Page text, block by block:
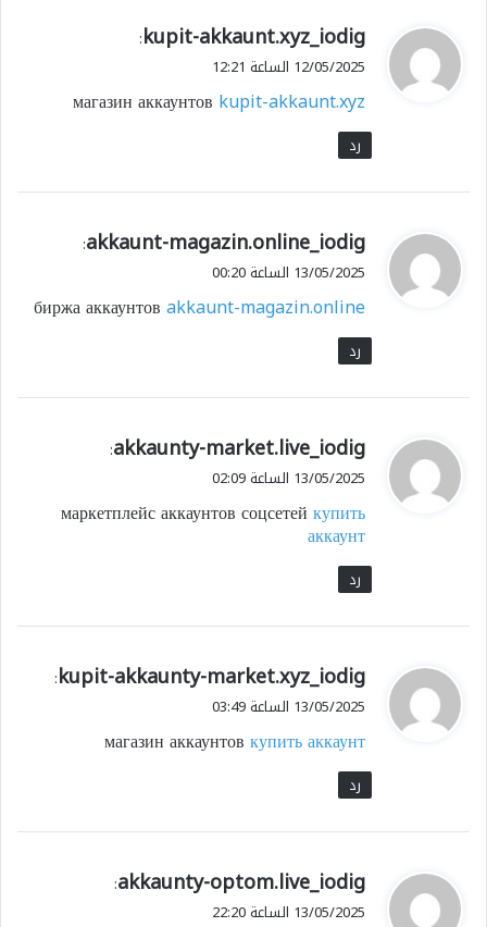
ي
ق
ل
kupit-akkaunt.xyz_iodig
:
12/05/2025 الساعة 12:21
магазин аккаунтов kupit-akkaunt.xyz
رد
ي
ق
ل
akkaunt-magazin.online_iodig
:
13/05/2025 الساعة 00:20
биржа аккаунтовakkaunt-magazin.online
رد
ي
ق
ل
akkaunty-market.live_iodig
:
13/05/2025 الساعة 02:09
маркетплейс аккаунтов соцсетейкупить
аккаунт
رد
ي
ق
ل
kupit-akkaunty-market.xyz_iodig
:
13/05/2025 الساعة 03:49
магазин аккаунтовкупить аккаунт
رد
ي
ق
akkaunty-optom.live_iodig
:
13/05/2025 الساعة 22:20